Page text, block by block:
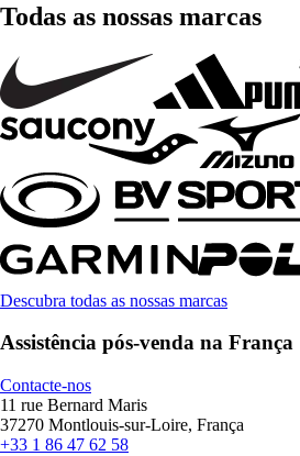
Todas as nossas marcas
Descubra todas as nossas marcas
Assistência pós-venda na França
Contacte-nos
11 rue Bernard Maris
37270 Montlouis-sur-Loire, França
+33 1 86 47 62 58